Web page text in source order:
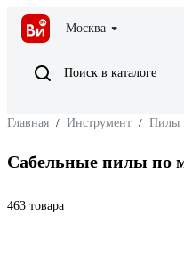
Москва
Поиск в каталоге
Главная / Инструмент / Пилы
Сабельные пилы по
463 товара